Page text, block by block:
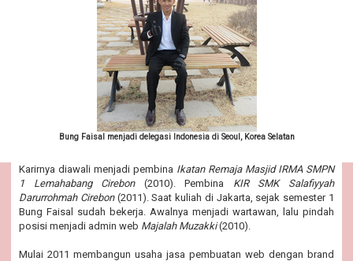
Bung Faisal menjadi delegasi Indonesia di Seoul, Korea Selatan
Karirnya diawali menjadi pembina Ikatan Remaja Masjid IRMA SMPN
1 Lemahabang Cirebon(2010). Pembina KIR SMK Salafiyyah
Darurrohmah Cirebon(2011). Saat kuliah di Jakarta, sejak semester 1
Bung Faisal sudah bekerja. Awalnya menjadi wartawan, lalu pindah
posisi menjadi admin web Majalah Muzakki(2010).
Mulai 2011 membangun usaha jasa pembuatan web dengan brand